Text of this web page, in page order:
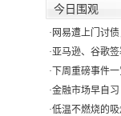
今日围观
· 网易遭上门讨
·亚马逊、谷歌
· 下周重磅事件
·金融市场早自
·低温不燃烧的